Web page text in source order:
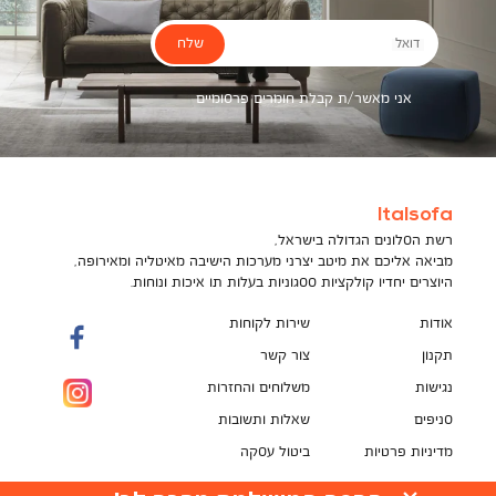
דואל
אני מאשר/ת קבלת חומרים פרסומיים
שלח
Italsofa
רשת הסלונים הגדולה בישראל,
מביאה אליכם את מיטב יצרני מערכות הישיבה מאיטליה ומאירופה,
היוצרים יחדיו קולקציות ססגוניות בעלות תו איכות ונוחות.
אודות
תקנון
נגישות
סניפים
מדיניות פרטיות
שירות לקוחות
צור קשר
משלוחים והחזרות
שאלות ותשובות
ביטול עסקה
תקנון מועדון לקוחות